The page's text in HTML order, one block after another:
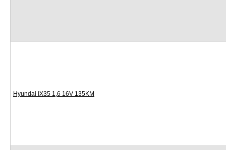
Hyundai IX35 1,6 16V 135KM